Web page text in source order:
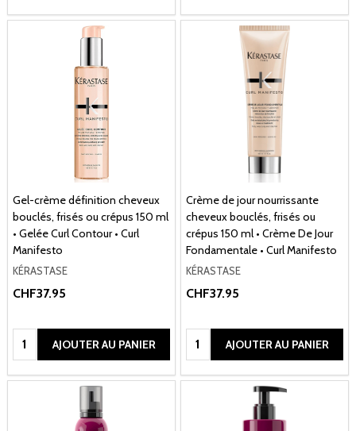
Gel-crème définition cheveux
bouclés, frisés ou crépus 150 ml
• Gelée Curl Contour • Curl
Manifesto
KÉRASTASE
CHF37.95
Quantité:AJOUTER AU PANIER
Crème de jour nourrissante
cheveux bouclés, frisés ou
crépus 150 ml • Crème De Jour
Fondamentale • Curl Manifesto
KÉRASTASE
CHF37.95
Quantité:AJOUTER AU PANIER